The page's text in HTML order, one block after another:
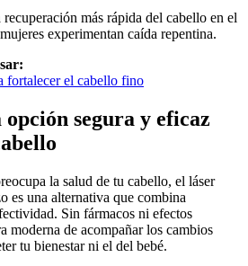
más rápida del cabello en el
experimentan caída repentina.
fortalecer el cabello fino
segura y eficaz
la salud de tu cabello, el láser
es una alternativa que combina
Sin fármacos ni efectos
moderna de acompañar los cambios
tu bienestar ni el del bebé.